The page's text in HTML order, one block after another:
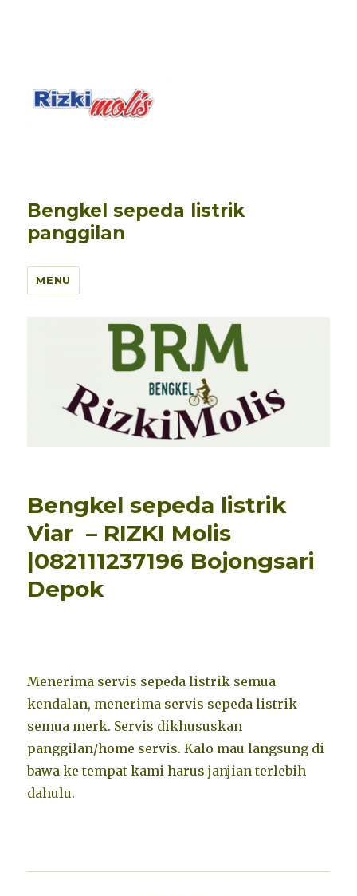
Bengkel sepeda listrik
panggilan
MENU
Bengkel sepeda listrik
Viar – RIZKI Molis
|082111237196 Bojongsari
Depok
Menerima servis sepeda listrik semua
kendalan, menerima servis sepeda listrik
semua merk. Servis dikhususkan
panggilan/home servis. Kalo mau langsung di
bawa ke tempat kami harus janjian terlebih
dahulu.